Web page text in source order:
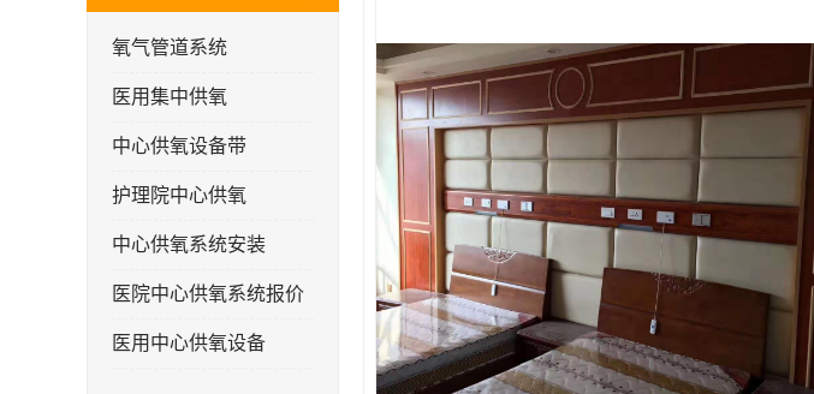
氧气管道系统
医用集中供氧
中心供氧设备带
护理院中心供氧
中心供氧系统安装
医院中心供氧系统报价
医用中心供氧设备